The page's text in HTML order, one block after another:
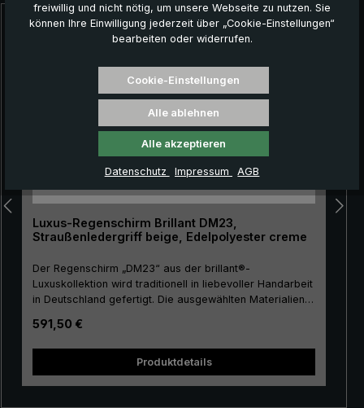
Produktgalerie überspringen
Luxus-Regenschirm Brillant DM23,
Straußenledergriff beige, Edelpolyester creme
Der Regenschirm „DM23“ aus der brillant®-
Luxuskollektion wird traditionell in liebevoller Handarbeit
in Deutschland gefertigt. Die ausgewählten Materialien
Luxus-Regenschirm zu einer Anschaffung fürs Leben.
Echtvergoldung der Gestellteile Stock, Spitze, Krone und
Edelpolyester hergestellt und besitzt eine angenehme
Regulärer Preis:
591,50 €
Produktdetails
freiwillig und nicht nötig, um unsere Webseite zu nutzen. Sie
können Ihre Einwilligung jederzeit über „Cookie-Einstellungen“
bearbeiten oder widerrufen.
Cookie-Einstellungen
Alle ablehnen
Alle akzeptieren
Datenschutz Impressum AGB